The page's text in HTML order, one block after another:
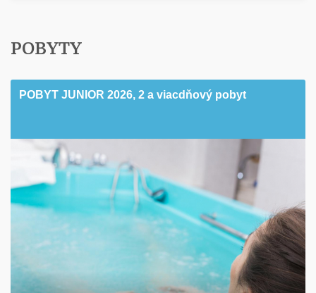
POBYTY
POBYT JUNIOR 2026, 2 a viacdňový pobyt